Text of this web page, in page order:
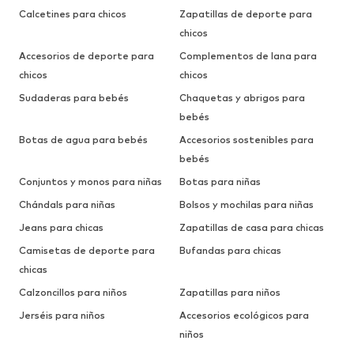
Calcetines para chicos
Zapatillas de deporte para
chicos
Accesorios de deporte para
chicos
Complementos de lana para
chicos
Sudaderas para bebés
Chaquetas y abrigos para
bebés
Botas de agua para bebés
Accesorios sostenibles para
bebés
Conjuntos y monos para niñas
Botas para niñas
Chándals para niñas
Bolsos y mochilas para niñas
Jeans para chicas
Zapatillas de casa para chicas
Camisetas de deporte para
chicas
Bufandas para chicas
Calzoncillos para niños
Zapatillas para niños
Jerséis para niños
Accesorios ecológicos para
niños